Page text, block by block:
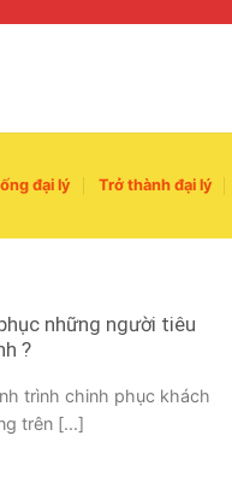
đại lý Trở thành đại lý
những người tiêu
?
trình chinh phục khách
trên [...]